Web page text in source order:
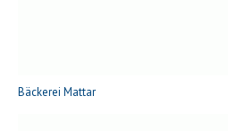
Bäckerei Mattar